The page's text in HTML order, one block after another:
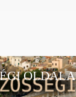
OLDALA